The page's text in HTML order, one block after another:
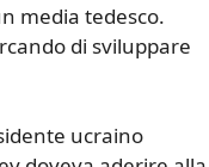
media tedesco.
di sviluppare
ucraino